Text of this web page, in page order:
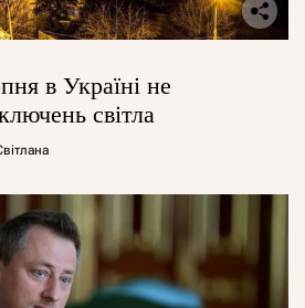
в Україні не
світла